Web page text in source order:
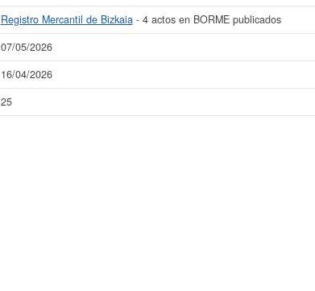
Registro Mercantil de Bizkaia- 4 actos en BORME publicados
07/05/2026
16/04/2026
25